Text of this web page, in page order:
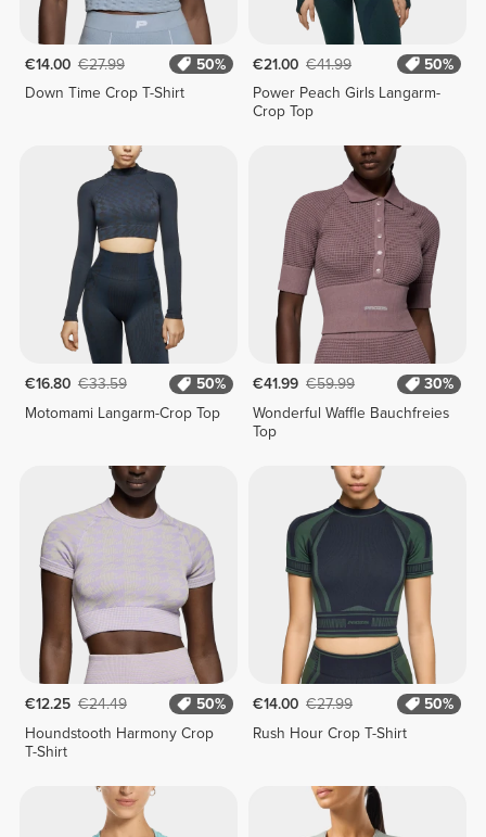
€14.00 €27.99
50%
Down Time Crop T-Shirt
€21.00 €41.99
50%
Power Peach Girls Langarm-
Crop Top
€16.80 €33.59
50%
Motomami Langarm-Crop Top
€41.99 €59.99
30%
Wonderful Waffle Bauchfreies
Top
€12.25 €24.49
50%
Houndstooth Harmony Crop
T-Shirt
€14.00 €27.99
50%
Rush Hour Crop T-Shirt